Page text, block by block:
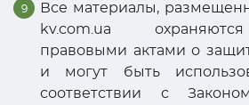
Все материалы,
kv.com.ua
правовыми актами о
и могут быть
соответствии с